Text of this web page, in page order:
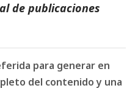
de publicaciones
para generar en
del contenido y una